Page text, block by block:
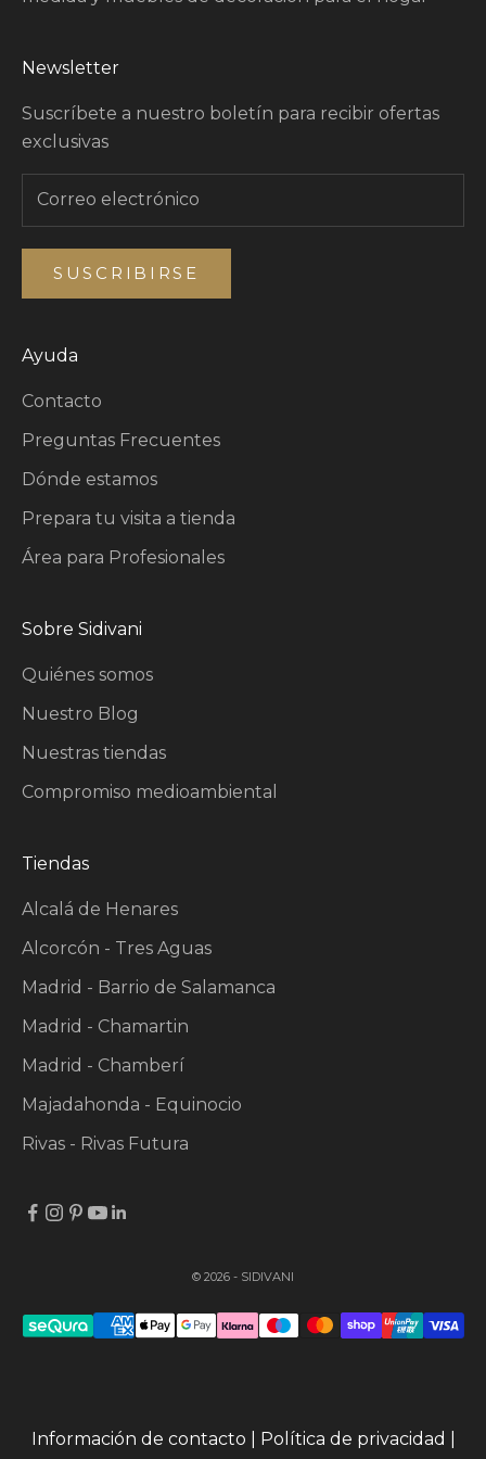
Newsletter
Suscríbete a nuestro boletín para recibir ofertas
exclusivas
SUSCRIBIRSE
Ayuda
Contacto
Preguntas Frecuentes
Dónde estamos
Prepara tu visita a tienda
Área para Profesionales
Sobre Sidivani
Quiénes somos
Nuestro Blog
Nuestras tiendas
Compromiso medioambiental
Tiendas
Alcalá de Henares
Alcorcón - Tres Aguas
Madrid - Barrio de Salamanca
Madrid - Chamartin
Madrid - Chamberí
Majadahonda - Equinocio
Rivas - Rivas Futura
© 2026 - SIDIVANI
Información de contacto Política de privacidad